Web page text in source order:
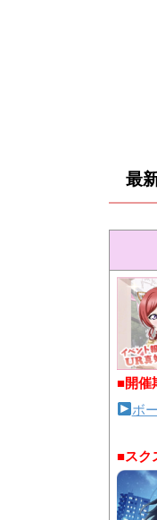
最
■開催
ボ
■スク